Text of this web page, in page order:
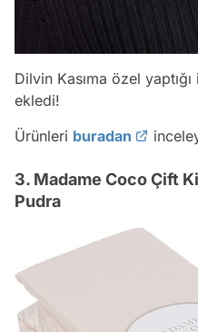
Dilvin Kasıma özel
ekledi!
Ürünleri buradan
3. Madame Coco Çift
Pudra